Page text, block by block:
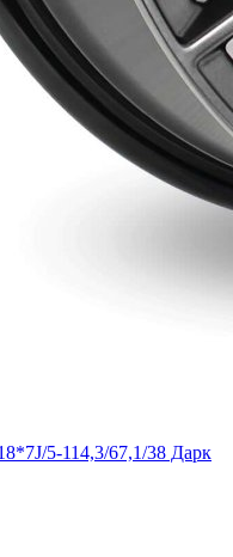
5-114,3/67,1/38 Дарк